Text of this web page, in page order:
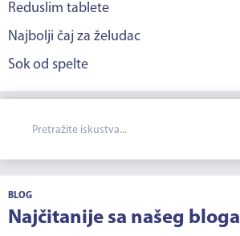
Reduslim tablete
Najbolji čaj za želudac
Sok od spelte
BLOG
Najčitanije sa našeg bloga